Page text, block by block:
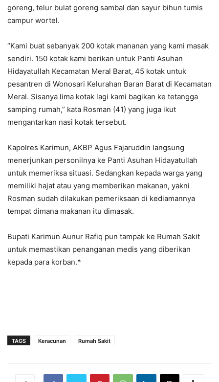
goreng, telur bulat goreng sambal dan sayur bihun tumis
campur wortel.
“Kami buat sebanyak 200 kotak mananan yang kami masak
sendiri. 150 kotak kami berikan untuk Panti Asuhan
Hidayatullah Kecamatan Meral Barat, 45 kotak untuk
pesantren di Wonosari Kelurahan Baran Barat di Kecamatan
Meral. Sisanya lima kotak lagi kami bagikan ke tetangga
samping rumah,” kata Rosman (41) yang juga ikut
mengantarkan nasi kotak tersebut.
Kapolres Karimun, AKBP Agus Fajaruddin langsung
menerjunkan personilnya ke Panti Asuhan Hidayatullah
untuk memeriksa situasi. Sedangkan kepada warga yang
memiliki hajat atau yang memberikan makanan, yakni
Rosman sudah dilakukan pemeriksaan di kediamannya
tempat dimana makanan itu dimasak.
Bupati Karimun Aunur Rafiq pun tampak ke Rumah Sakit
untuk memastikan penanganan medis yang diberikan
kepada para korban.*
TAGS Keracunan Rumah Sakit